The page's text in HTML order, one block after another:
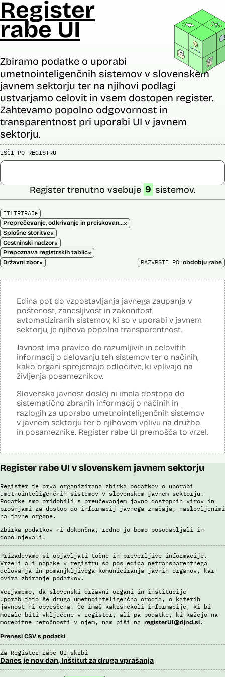
Register
rabe UI
Zbiramo podatke o uporabi
umetnointeligenčnih sistemov v slovenskem
javnem sektorju ter na njihovi podlagi
ustvarjamo celovit in vsem dostopen register.
Zahtevamo popolno odgovornost in
transparentnost pri uporabi UI v javnem
sektorju.
IŠČI PO REGISTRU
FILTRIRAJ
Preprečevanje, odkrivanje in preiskovanje kaznivih dejanj×
Splošne storitve×
Cestninski nadzor×
Prepoznava registrskih tablic×
Državni zbor×
Register trenutno vsebuje 9 sistemov.
RAZVRSTI PO:obdobju rabe
Edina pot do vzpostavljanja javnega zaupanja v
poštenost, zanesljivost in zakonitost
avtomatiziranih sistemov, ki so v uporabi v javnem
sektorju, je njihova popolna transparentnost.
Javnost ima pravico do razumljivih in celovitih
informacij o delovanju teh sistemov ter o načinih,
kako organi sprejemajo odločitve, ki vplivajo na
življenja posameznikov.
Slovenska javnost doslej ni imela dostopa do
sistematično zbranih informacij o načinih in
razlogih za uporabo umetnointeligenčnih sistemov
v javnem sektorju ter o njihovem vplivu na družbo
in posameznike. Register rabe UI premošča to vrzel.
Register rabe UI v slovenskem javnem sektorju
Register je prva organizirana zbirka podatkov o uporabi
umetnointeligenčnih sistemov v slovenskem javnem sektorju.
Podatke smo pridobili s preučevanjem javno dostopnih virov in
prošnjami za dostop do informacij javnega značaja, naslovljenimi
na javne organe.
Zbirka podatkov ni dokončna, redno jo bomo posodabljali in
dopolnjevali.
Prizadevamo si objavljati točne in preverljive informacije.
Vrzeli ali napake v registru so posledica netransparentnega
delovanja in pomanjkljivega komuniciranja javnih organov, kar
ovira zbiranje podatkov.
Verjamemo, da slovenski državni organi in institucije
uporabljajo še druga umetnointeligenčna orodja, o katerih
javnost ni obveščena. Če imaš kakršnekoli informacije, ki bi
morale biti vključene v register, ali pa podatke, ki kažejo na
morebitne netočnosti v njem, nam piši na registerUI@djnd.si.
Prenesi CSV s podatki
Za Register rabe UI skrbi
Danes je nov dan, Inštitut za druga vprašanja